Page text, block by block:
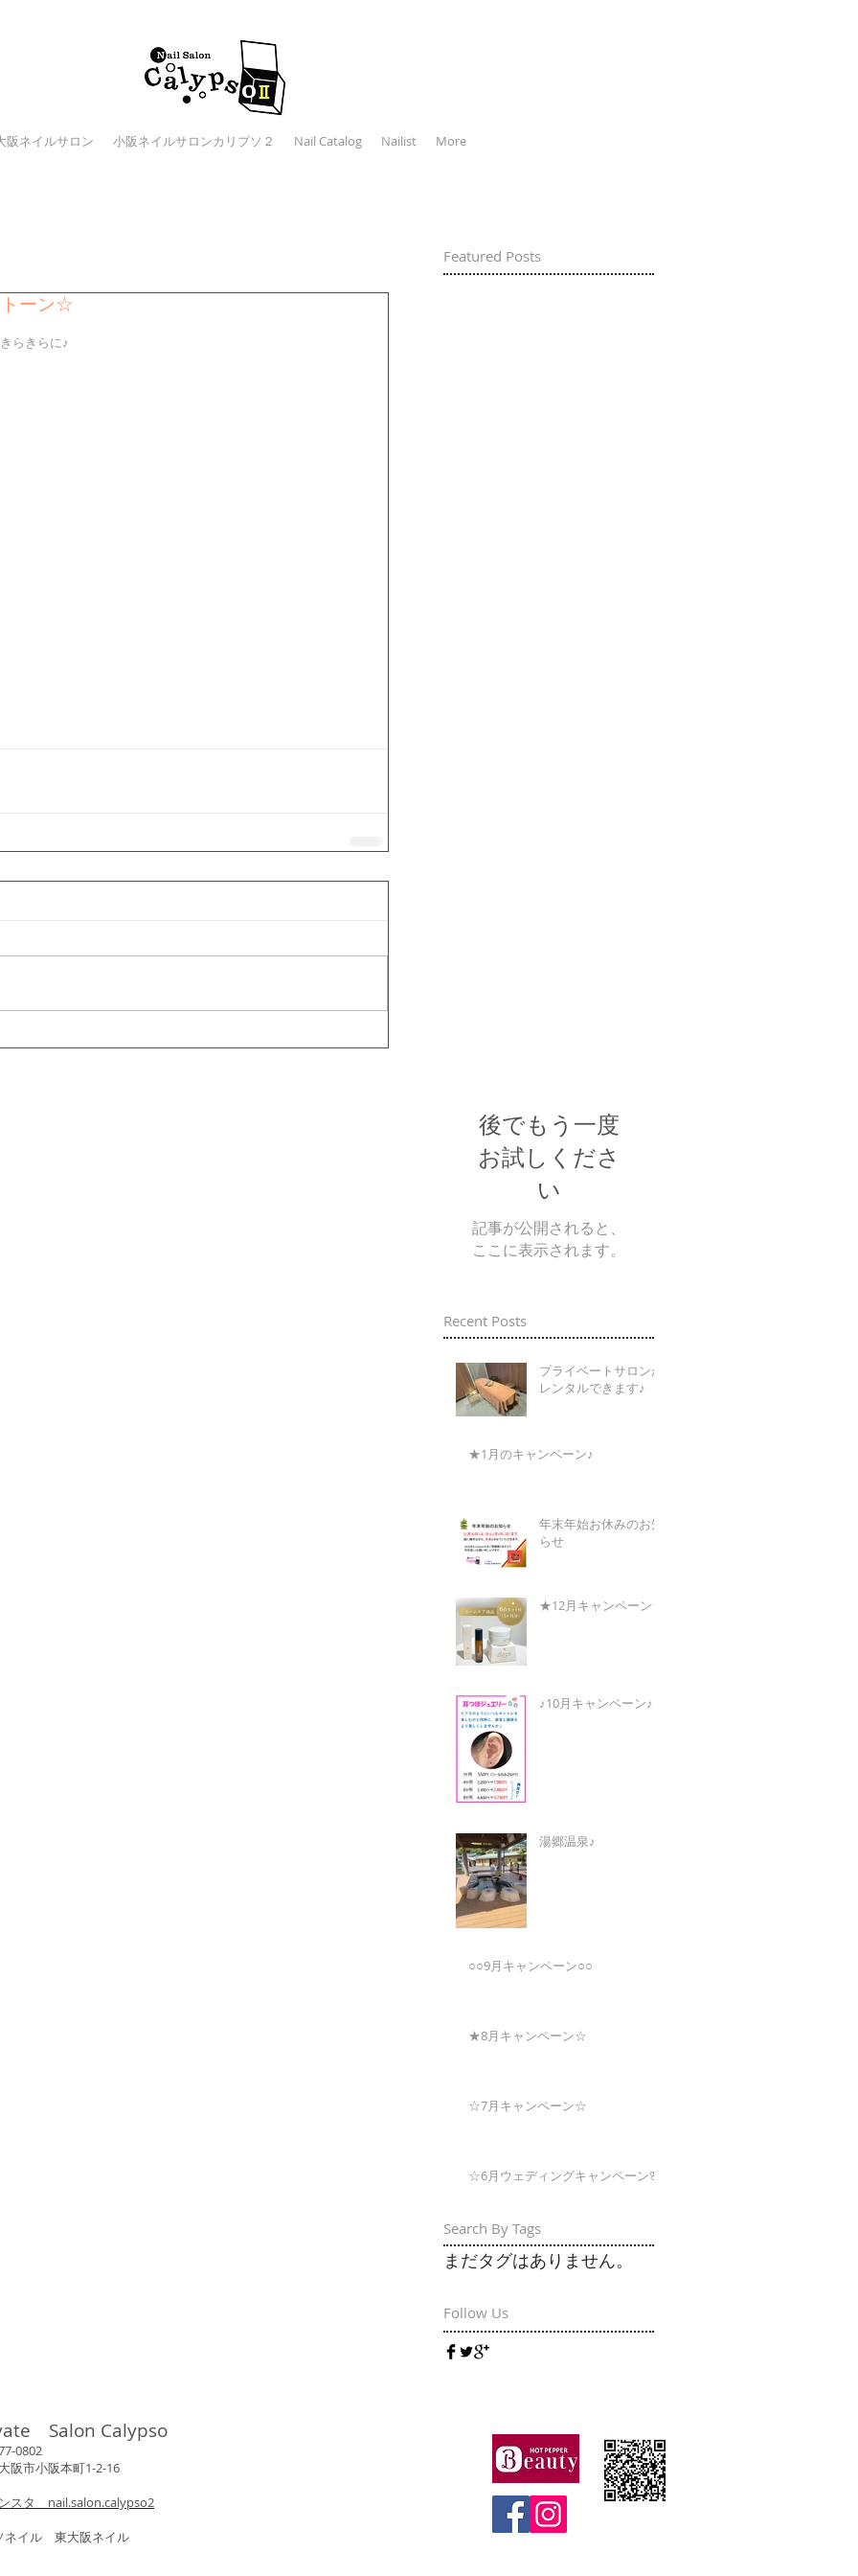
阪ネイルサロン 小阪ネイルサロンカリプソ２ Nail Catalog Nailist More
Featured Posts
トーン☆
らきらに♪
後でもう一度
お試しくださ
い
記事が公開されると、
ここに表示されます。
Recent Posts
Search By Tags
プライベートサロンが
レンタルできます♪
★1月のキャンペーン♪
年末年始お休みのお知
らせ
★12月キャンペーン★
♪10月キャンペーン♪
湯郷温泉♪
○○9月キャンペーン○○
★8月キャンペーン☆
☆7月キャンペーン☆
☆6月ウェディングキャンペーン🌸
まだタグはありません。
Follow Us
Salon Calypso
市小阪本町1-2-16
タ nail.salon.calypso2
東大阪ネイル